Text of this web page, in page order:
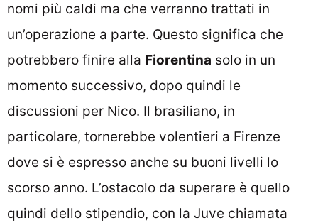
nomi più caldi ma che verranno trattati in
un’operazione a parte. Questo significa che
potrebbero finire alla Fiorentina solo in un
momento successivo, dopo quindi le
discussioni per Nico. Il brasiliano, in
particolare, tornerebbe volentieri a Firenze
dove si è espresso anche su buoni livelli lo
scorso anno. L’ostacolo da superare è quello
quindi dello stipendio, con la Juve chiamata